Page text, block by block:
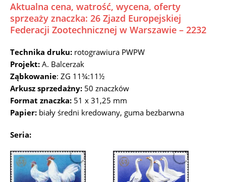
Aktualna cena, watrość, wycena, oferty
sprzeaży znaczka: 26 Zjazd Europejskiej
Federacji Zootechnicznej w Warszawie – 2232
Technika druku: rotograwiura PWPW
Projekt: A. Balcerzak
Ząbkowanie: ZG 11¾:11½
Arkusz sprzedażny: 50 znaczków
Format znaczka: 51 x 31,25 mm
Papier: biały średni kredowany, guma bezbarwna
Seria: